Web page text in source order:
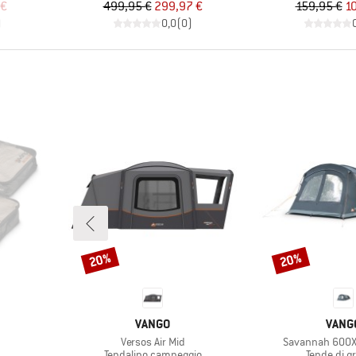
Prezzo
499,95 €Prezzo ridotto
299,97 €
0,0(0)
159,95 €
MARCHIO
VANGO
Articolo
Versos Air Mid
Sconto
20%
Articolo
Savannah
Sconto
20%